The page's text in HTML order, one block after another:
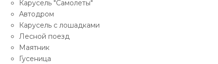
Карусель "Самолеты"
Автодром
Карусель с лошадками
Лесной поезд
Маятник
Гусеница